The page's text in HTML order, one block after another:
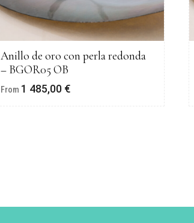
Anillo de oro con perla redonda
– BGOR05 OB
From 1 485,00 €